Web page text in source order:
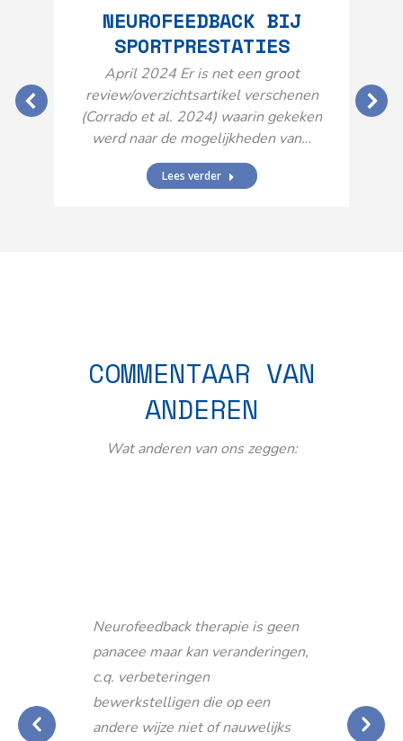
NEUROFEEDBACK BIJ
SPORTPRESTATIES
April 2024 Er is net een groot
review/overzichtsartikel verschenen
(Corrado et al. 2024) waarin gekeken
werd naar de mogelijkheden van…
Lees verder
COMMENTAAR VAN
ANDEREN
Wat anderen van ons zeggen:
Neurofeedback therapie is geen
panacee maar kan veranderingen,
c.q. verbeteringen
bewerkstelligen die op een
andere wijze niet of nauwelijks